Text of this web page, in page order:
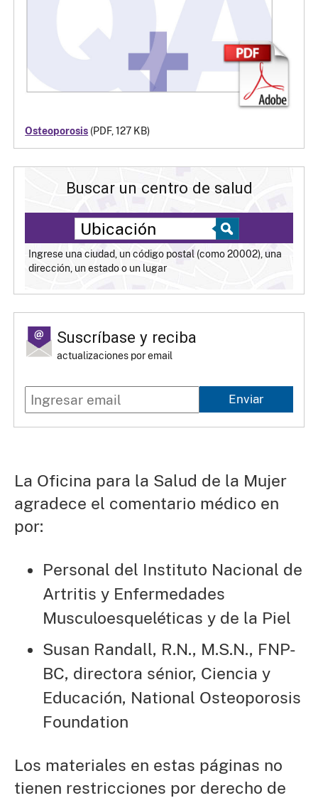
Osteoporosis (PDF, 127 KB)
Buscar un centro de salud
Ingrese una ciudad, un código postal (como 20002), una
dirección, un estado o un lugar
Suscríbase y reciba
actualizaciones por email
Enviar
La Oficina para la Salud de la Mujer
agradece el comentario médico en
por:
Personal del Instituto Nacional de
Artritis y Enfermedades
Musculoesqueléticas y de la Piel
Susan Randall, R.N., M.S.N., FNP-
BC, directora sénior, Ciencia y
Educación, National Osteoporosis
Foundation
Los materiales en estas páginas no
tienen restricciones por derecho de